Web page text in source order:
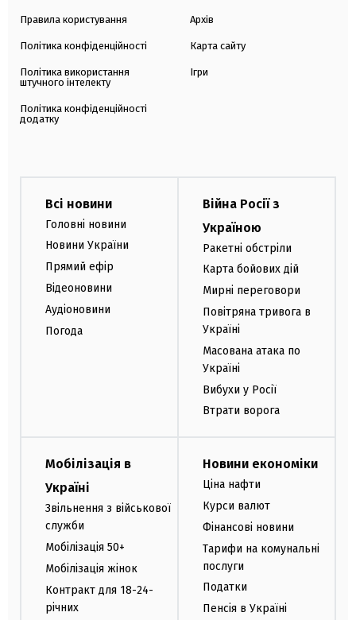
Правила користування
Політика конфіденційності
Політика використання
штучного інтелекту
Політика конфіденційності
додатку
Архів
Карта сайту
Ігри
Всі новини
Головні новини
Новини України
Прямий ефір
Відеоновини
Аудіоновини
Погода
Війна Росії з
Україною
Ракетні обстріли
Карта бойових дій
Мирні переговори
Повітряна тривога в
Україні
Масована атака по
Україні
Вибухи у Росії
Втрати ворога
Мобілізація в
Україні
Звільнення з військової
служби
Мобілізація 50+
Мобілізація жінок
Контракт для 18-24-
річних
Новини економіки
Ціна нафти
Курси валют
Фінансові новини
Тарифи на комунальні
послуги
Податки
Пенсія в Україні